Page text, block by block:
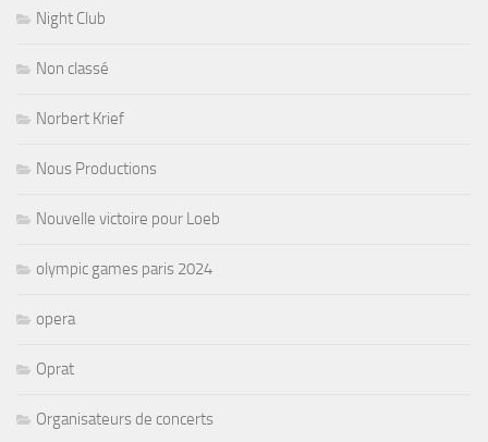
Night Club
Non classé
Norbert Krief
Nous Productions
Nouvelle victoire pour Loeb
olympic games paris 2024
opera
Oprat
Organisateurs de concerts